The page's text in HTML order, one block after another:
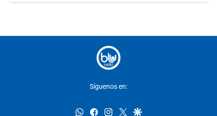
Síguenos en:
whatsappfacebookinstagram
twittergoogle